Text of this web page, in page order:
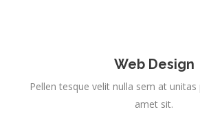
Web Design
Pellen tesque velit nulla sem at
amet sit.